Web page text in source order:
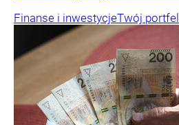
Finanse i inwestycjeTwój portfel